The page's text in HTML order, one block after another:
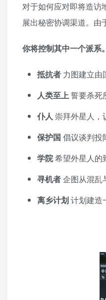
对于如何应对即将造访
展出秘密协调渠道。由
你将控制其中一个派系。
抵抗者 力图建立由
人类至上誓要杀死
仆人 崇拜外星人，
保护国 倡议谈判投
学院希望外星人的
寻机者企图从混乱
离乡计划计划建造